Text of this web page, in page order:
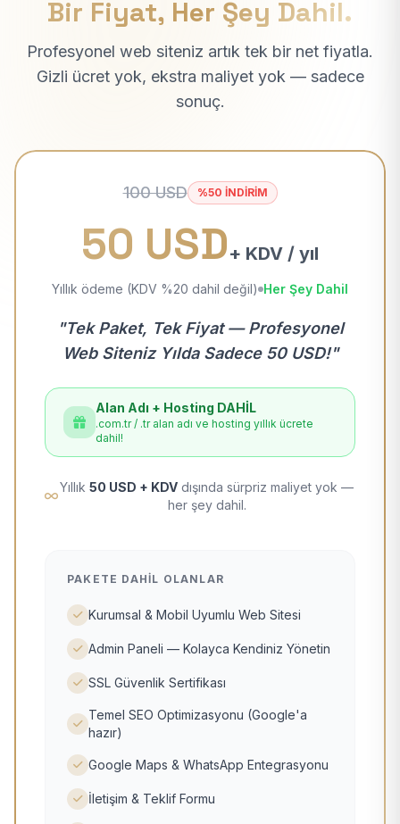
Bir Fiyat, Her Şey Dahil.
Profesyonel web siteniz artık tek bir net fiyatla.
Gizli ücret yok, ekstra maliyet yok — sadece
sonuç.
100 USD %50 İNDİRİM
50 USD+ KDV / yıl
Yıllık ödeme (KDV %20 dahil değil) Her Şey Dahil
"Tek Paket, Tek Fiyat — Profesyonel
Web Siteniz Yılda Sadece 50 USD!"
Alan Adı + Hosting DAHİL
.com.tr / .tr alan adı ve hosting yıllık ücrete
dahil!
Yıllık 50 USD + KDV dışında sürpriz maliyet yok —
her şey dahil.
PAKETE DAHIL OLANLAR
Kurumsal & Mobil Uyumlu Web Sitesi
Admin Paneli — Kolayca Kendiniz Yönetin
SSL Güvenlik Sertifikası
Temel SEO Optimizasyonu (Google'a
hazır)
Google Maps & WhatsApp Entegrasyonu
İletişim & Teklif Formu